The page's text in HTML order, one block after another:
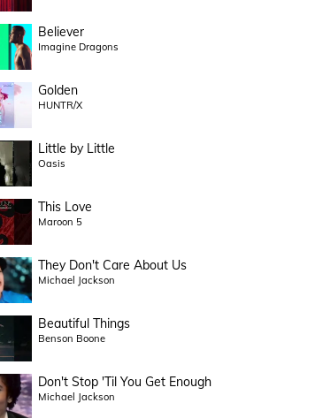
Believer
Imagine Dragons
Golden
HUNTR/X
Little by Little
Oasis
This Love
Maroon 5
They Don't Care About Us
Michael Jackson
Beautiful Things
Benson Boone
Don't Stop 'Til You Get Enough
Michael Jackson